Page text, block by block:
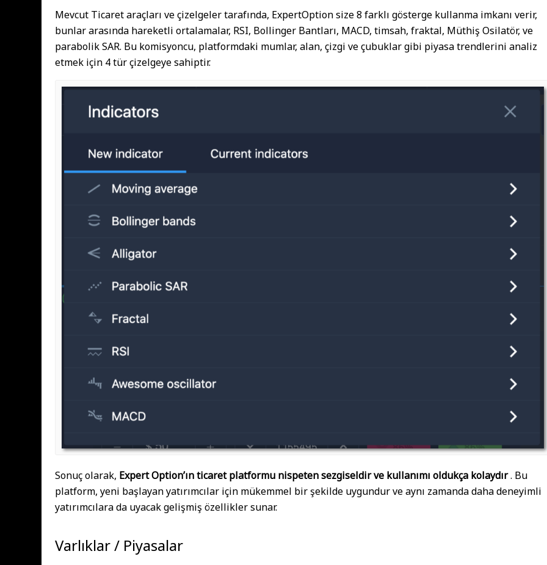
Mevcut Ticaret araçları ve çizelgeler tarafında, ExpertOption size 8 farklı gösterge kullanma imkanı verir,
bunlar arasında hareketli ortalamalar, RSI, Bollinger Bantları, MACD, timsah, fraktal, Müthiş Osilatör, ve
parabolik SAR. Bu komisyoncu, platformdaki mumlar, alan, çizgi ve çubuklar gibi piyasa trendlerini analiz
etmek için 4 tür çizelgeye sahiptir.
Sonuç olarak, Expert Option’ın ticaret platformu nispeten sezgiseldir ve kullanımı oldukça kolaydır. Bu
platform, yeni başlayan yatırımcılar için mükemmel bir şekilde uygundur ve aynı zamanda daha deneyimli
yatırımcılara da uyacak gelişmiş özellikler sunar.
Varlıklar / Piyasalar